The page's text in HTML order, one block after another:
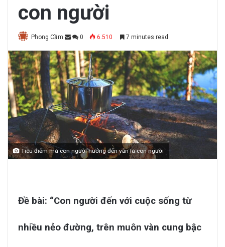
con người
Phong Cầm 0 6.510 7 minutes read
Tiêu điểm mà con người hướng đến vẫn là con người
Đề bài: “Con người đến với cuộc sống từ
nhiều nẻo đường, trên muôn vàn cung bậc